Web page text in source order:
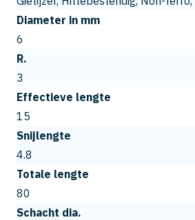
Diameter in mm
6
R.
3
Effectieve lengte
15
Snijlengte
4.8
Totale lengte
80
Schacht dia.